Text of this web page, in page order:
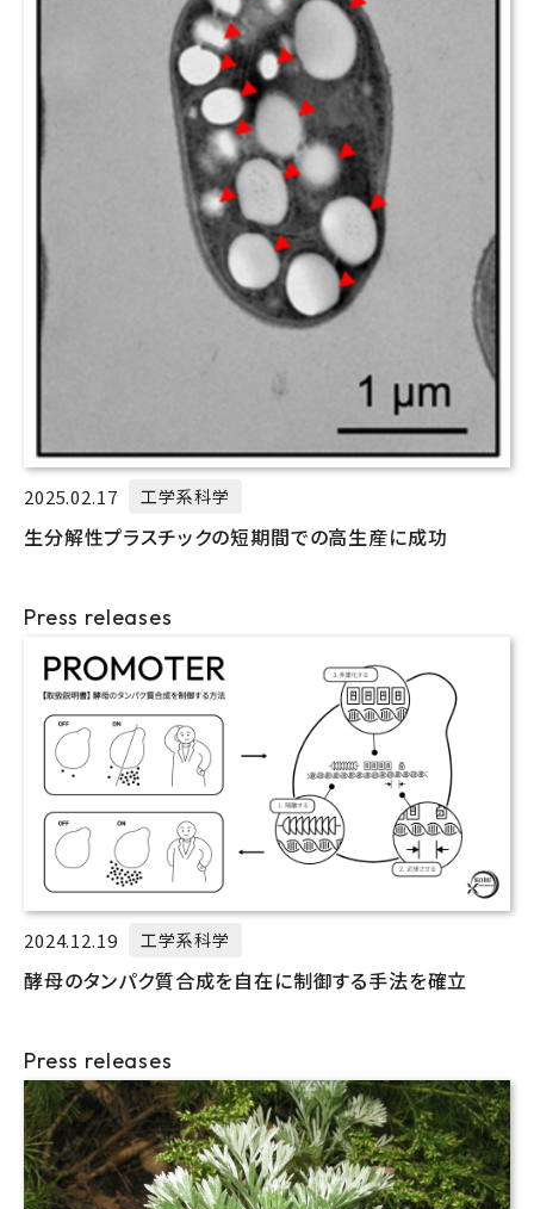
2025.02.17 工学系科学
生分解性プラスチックの短期間での高生産に成功
Press releases
2024.12.19 工学系科学
酵母のタンパク質合成を自在に制御する手法を確立
Press releases